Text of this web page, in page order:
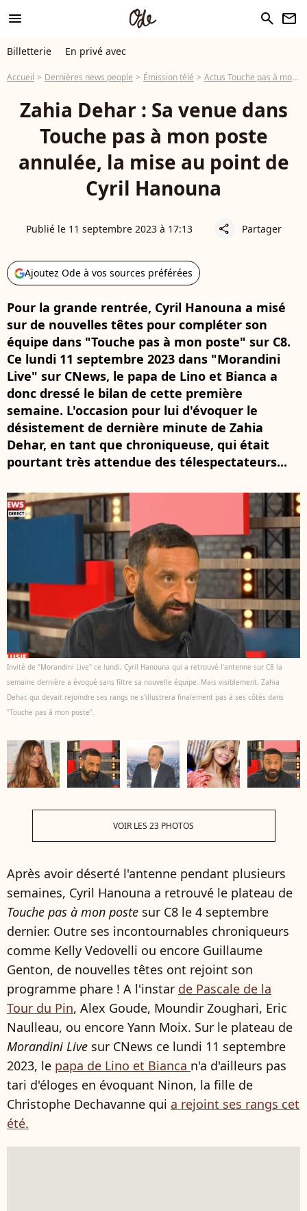
menu search newsletter
Billetterie En privé avec
Accueil Dernières news people Émission télé Actus Touche pas à mon poste
Zahia Dehar : Sa venue dans
Touche pas à mon poste
annulée, la mise au point de
Cyril Hanouna
Publié le 11 septembre 2023 à 17:13 share Partager
Ajoutez Ode à vos sources préférées
Pour la grande rentrée, Cyril Hanouna a misé
sur de nouvelles têtes pour compléter son
équipe dans "Touche pas à mon poste" sur C8.
Ce lundi 11 septembre 2023 dans "Morandini
Live" sur CNews, le papa de Lino et Bianca a
donc dressé le bilan de cette première
semaine. L'occasion pour lui d'évoquer le
désistement de dernière minute de Zahia
Dehar, en tant que chroniqueuse, qui était
pourtant très attendue des télespectateurs...
Invité de "Morandini Live" ce lundi, Cyril Hanouna qui a retrouvé l'antenne sur C8 la
semaine dernière a évoqué sans filtre sa nouvelle équipe. Mais visiblement, Zahia
Dehar, qui devait rejoindre ses rangs ne s'illustrera finalement pas à ses côtés dans
"Touche pas à mon poste".
VOIR LES 23 PHOTOS
Après avoir déserté l'antenne pendant plusieurs
semaines, Cyril Hanouna a retrouvé le plateau de
Touche pas à mon poste sur C8 le 4 septembre
dernier. Outre ses incontournables chroniqueurs
comme Kelly Vedovelli ou encore Guillaume
Genton, de nouvelles têtes ont rejoint son
programme phare ! A l'instar de Pascale de la
Tour du Pin, Alex Goude, Moundir Zoughari, Eric
Naulleau, ou encore Yann Moix. Sur le plateau de
Morandini Live sur CNews ce lundi 11 septembre
2023, le papa de Lino et Bianca n'a d'ailleurs pas
tari d'éloges en évoquant Ninon, la fille de
Christophe Dechavanne qui a rejoint ses rangs cet
été.